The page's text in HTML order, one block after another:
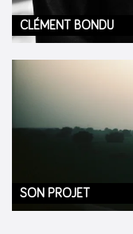
CLÉMENT BONDU
SON PROJET